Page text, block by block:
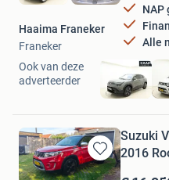
NAP
Alle
Haaima Franeker
Franeker
Ook van deze
adverteerder
Bewaren
in
Suzuki
2016